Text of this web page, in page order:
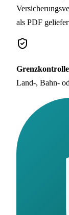
als PDF
Land-, Bahn-